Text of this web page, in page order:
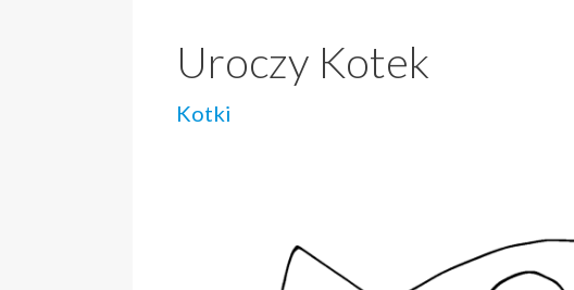
Uroczy Kotek
Kotki